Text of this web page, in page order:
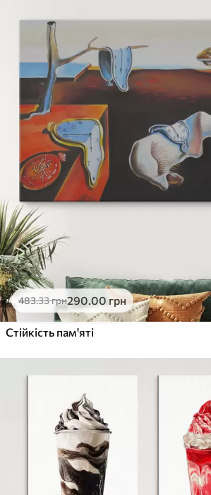
483.33грн290.00 грн
Стійкість пам'яті